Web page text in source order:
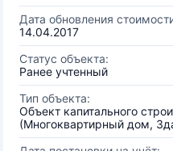
Дата обновления
14.04.2017
Статус объекта:
Ранее учтенный
Тип объекта:
Объект капитального
(Многоквартирный дом,